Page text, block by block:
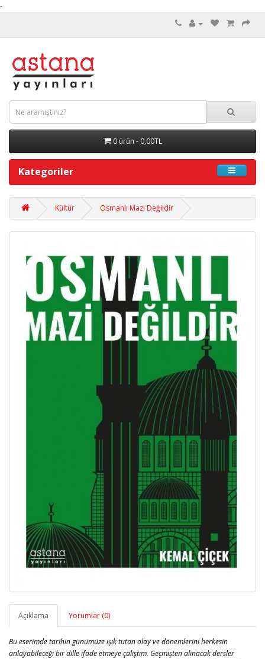
-
0 ürün - 0,00TL
Kategoriler
Kültür Osmanlı Mazi Değildir
Açıklama Yorumlar (0)
Bu eserimde tarihin günümüze ışık tutan olay ve dönemlerini herkesin
anlayabileceği bir dille ifade etmeye çalıştım. Geçmişten alınacak dersler